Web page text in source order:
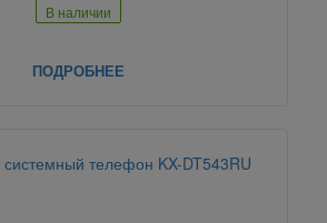
В наличии
ПОДРОБНЕЕ